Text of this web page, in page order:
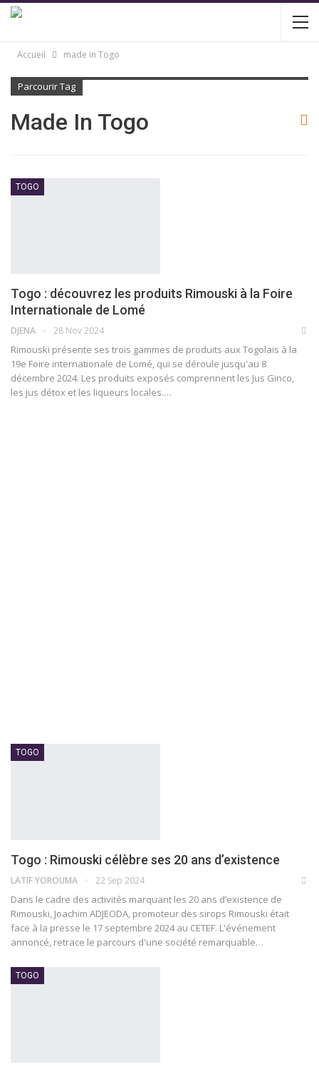
Accueil made in Togo
Parcourir Tag
Made In Togo
TOGO
Togo : découvrez les produits Rimouski à la Foire
Internationale de Lomé
DJENA 28 Nov 2024
Rimouski présente ses trois gammes de produits aux Togolais à la
19e Foire internationale de Lomé, qui se déroule jusqu'au 8
décembre 2024. Les produits exposés comprennent les Jus Ginco,
les jus détox et les liqueurs locales.…
TOGO
Togo : Rimouski célèbre ses 20 ans d’existence
LATIF YOROUMA 22 Sep 2024
Dans le cadre des activités marquant les 20 ans d’existence de
Rimouski, Joachim ADJEODA, promoteur des sirops Rimouski était
face à la presse le 17 septembre 2024 au CETEF. L'événement
annoncé, retrace le parcours d'une société remarquable…
TOGO